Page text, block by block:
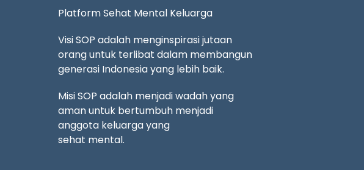
Platform Sehat Mental Keluarga
Visi SOP adalah menginspirasi jutaan
orang untuk terlibat dalam membangun
generasi Indonesia yang lebih baik.
Misi SOP adalah menjadi wadah yang
aman untuk bertumbuh menjadi
anggota keluarga yang
sehat mental.